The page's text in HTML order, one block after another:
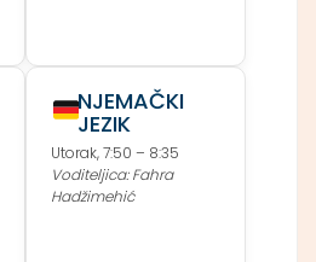
NJEMAČKI
JEZIK
Utorak, 7:50 – 8:35
Voditeljica: Fahra
Hadžimehić